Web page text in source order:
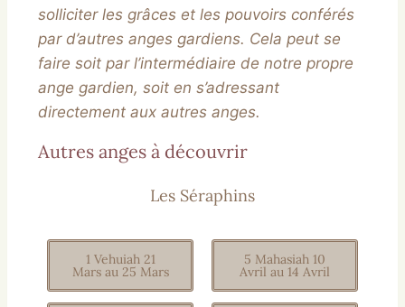
solliciter les grâces et les pouvoirs conférés
par d’autres anges gardiens. Cela peut se
faire soit par l’intermédiaire de notre propre
ange gardien, soit en s’adressant
directement aux autres anges.
Autres anges à découvrir
Les Séraphins
1 Vehuiah 21
Mars au 25 Mars
5 Mahasiah 10
Avril au 14 Avril